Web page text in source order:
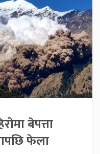
बेपत्ता
फेला